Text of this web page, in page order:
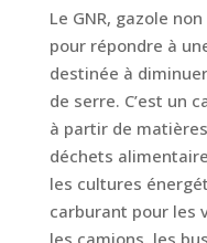
Le GNR, gazole
pour répondre à
destinée à
de serre. C’est un
à partir de
déchets
les cultures
carburant pour les